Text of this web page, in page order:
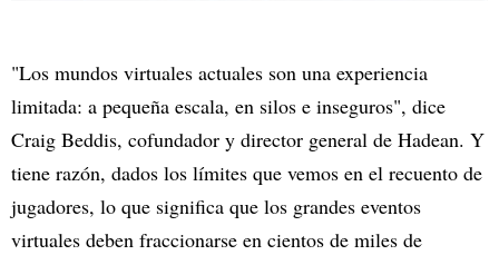
"Los mundos virtuales actuales son una experiencia
limitada: a pequeña escala, en silos e inseguros", dice
Craig Beddis, cofundador y director general de Hadean. Y
tiene razón, dados los límites que vemos en el recuento de
jugadores, lo que significa que los grandes eventos
virtuales deben fraccionarse en cientos de miles de